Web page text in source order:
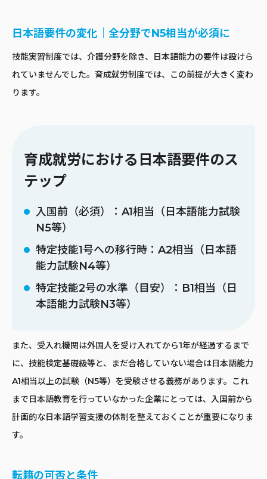
日本語要件の変化｜全分野でN5相当が必須に
技能実習制度では、介護分野を除き、日本語能力の要件は設けら
れていませんでした。育成就労制度では、この前提が大きく変わ
ります。
育成就労における日本語要件のス
テップ
入国前（必須）：A1相当（日本語能力試験
N5等）
特定技能1号への移行時：A2相当（日本語
能力試験N4等）
特定技能2号の水準（目安）：B1相当（日
本語能力試験N3等）
また、受入れ機関は外国人を受け入れてから1年が経過するまで
に、技能検定基礎級等と、まだ合格していない場合は日本語能力
A1相当以上の試験（N5等）を受験させる義務があります。これ
まで日本語教育を行っていなかった企業にとっては、入国前から
計画的な日本語学習支援の体制を整えておくことが重要になりま
す。
転籍の可否と条件